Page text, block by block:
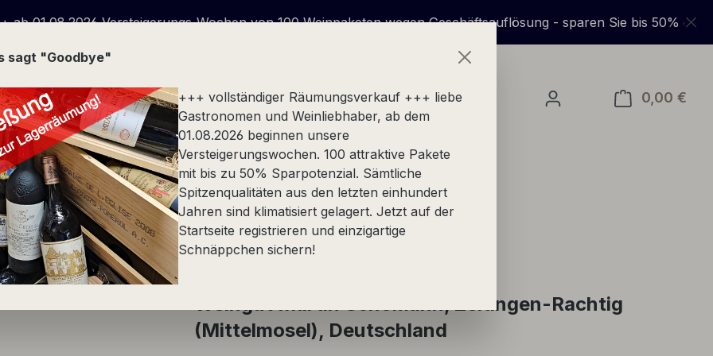
Versteigerungs-Wochen von 100 Weinpaketen wegen Geschäftsauflösung - sparen Sie bis 50% gegenüber UVP +
0,00 €
Stückfass Spezialität Alkoholfrei Präsente
Weingut Martin Schömann, Zeltingen-Rachtig
(Mittelmosel), Deutschland
sagt "Goodbye"
+++ vollständiger Räumungsverkauf +++ liebe
Gastronomen und Weinliebhaber, ab dem
01.08.2026 beginnen unsere
Versteigerungswochen. 100 attraktive Pakete
mit bis zu 50% Sparpotenzial. Sämtliche
Spitzenqualitäten aus den letzten einhundert
Jahren sind klimatisiert gelagert. Jetzt auf der
Startseite registrieren und einzigartige
Schnäppchen sichern!